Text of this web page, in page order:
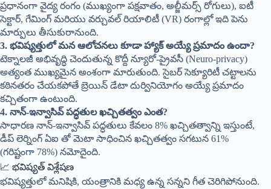
ప్రధానంగా వైద్య రంగం (ముఖ్యంగా పక్షవాతం, అల్జీమర్స్ రోగులు), ఐటీ
సెక్టార్, గేమింగ్ మరియు వర్చువల్ రియాలిటీ (VR) రంగాల్లో ఇది పెను
మార్పులు తీసుకురానుంది.
3. భవిష్యత్తులో మన ఆలోచనలు కూడా హ్యాక్ అయ్యే ప్రమాదం ఉందా?
టెక్నాలజీ అభివృద్ధి చెందుతున్న కొద్దీ న్యూరో-ప్రైవసీ (Neuro-privacy)
అత్యంత ముఖ్యమైన అంశంగా మారుతుంది. సైబర్ సెక్యూరిటీ చట్టాలను
కఠినతరం చేయకపోతే బ్రెయిన్ డేటా దుర్వినియోగం అయ్యే ప్రమాదం
కచ్చితంగా ఉంటుంది.
4. నాన్-ఇన్వాసివ్ పద్ధతుల ఖచ్చితత్వం ఎంత?
సాధారణ నాన్-ఇన్వాసివ్ పద్ధతులు కేవలం 8% ఖచ్చితత్వాన్ని ఇస్తుంటే,
డీప్ లెర్నింగ్ ఏఐ తో మెటా సాధించిన ఖచ్చితత్వం సగటున 61%
(గరిష్టంగా 78%) నమోదైంది.
📈 భవిష్యత్ విశ్లేషణ
భవిష్యత్తులో మనిషికి, యంత్రానికి మధ్య ఉన్న సన్నని గీత చెరిగిపోనుంది.